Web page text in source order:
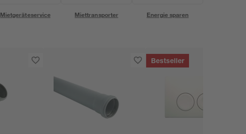
Mietgeräteservice Miettransporter Energie sparen
Bestseller